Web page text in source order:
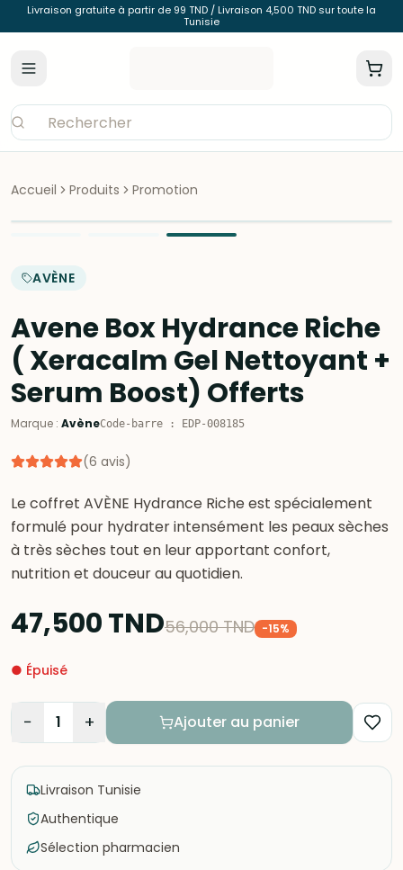
Livraison gratuite à partir de 99 TND / Livraison 4,500 TND sur toute la
Tunisie
Accueil Produits Promotion
AVÈNE
Avene Box Hydrance Riche
( Xeracalm Gel Nettoyant +
Serum Boost) Offerts
Marque : AvèneCode-barre : EDP-008185
(6 avis)
Le coffret AVÈNE Hydrance Riche est spécialement
formulé pour hydrater intensément les peaux sèches
à très sèches tout en leur apportant confort,
47,500TND56,000 TND -15%
● Épuisé
− 1 + Ajouter au panier
Livraison Tunisie
Authentique
Sélection pharmacien